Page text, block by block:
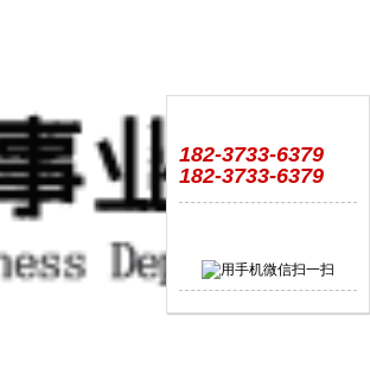
182-3733-6379
182-3733-6379